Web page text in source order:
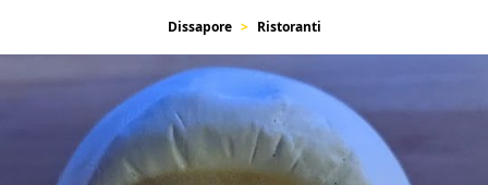
Dissapore Ristoranti